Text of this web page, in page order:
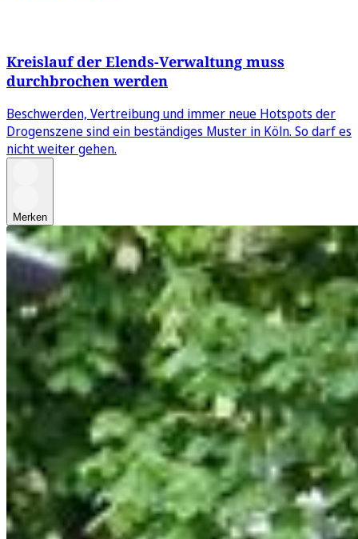
Kreislauf der Elends-Verwaltung muss
durchbrochen werden
Beschwerden, Vertreibung und immer neue Hotspots der
Drogenszene sind ein beständiges Muster in Köln. So darf es
nicht weiter gehen.
Merken